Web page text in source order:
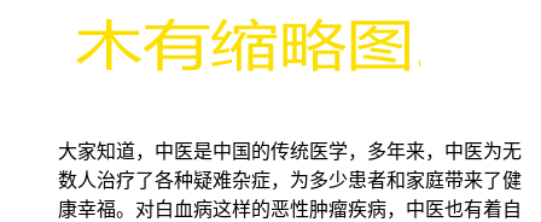
大家知道，中医是中国的传统医学，多年来，中医为无
数人治疗了各种疑难杂症，为多少患者和家庭带来了健
康幸福。对白血病这样的恶性肿瘤疾病，中医也有着自